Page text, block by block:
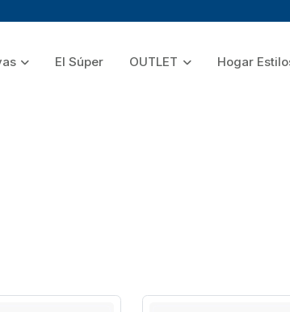
El Súper OUTLET Hogar